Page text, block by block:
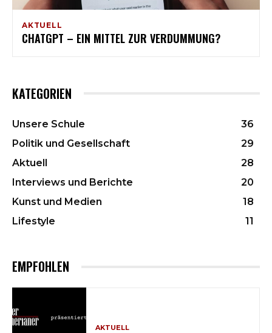
AKTUELL
CHATGPT – EIN MITTEL ZUR VERDUMMUNG?
KATEGORIEN
Unsere Schule
36
Politik und Gesellschaft
29
Aktuell
28
Interviews und Berichte
20
Kunst und Medien
18
Lifestyle
11
EMPFOHLEN
AKTUELL